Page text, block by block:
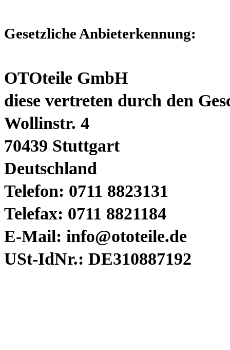
Gesetzliche Anbieterkennung:
OTOteile GmbH
diese vertreten durch den
Wollinstr. 4
70439 Stuttgart
Deutschland
Telefon: 0711 8823131
Telefax: 0711 8821184
E-Mail: info@ototeile.de
USt-IdNr.: DE310887192